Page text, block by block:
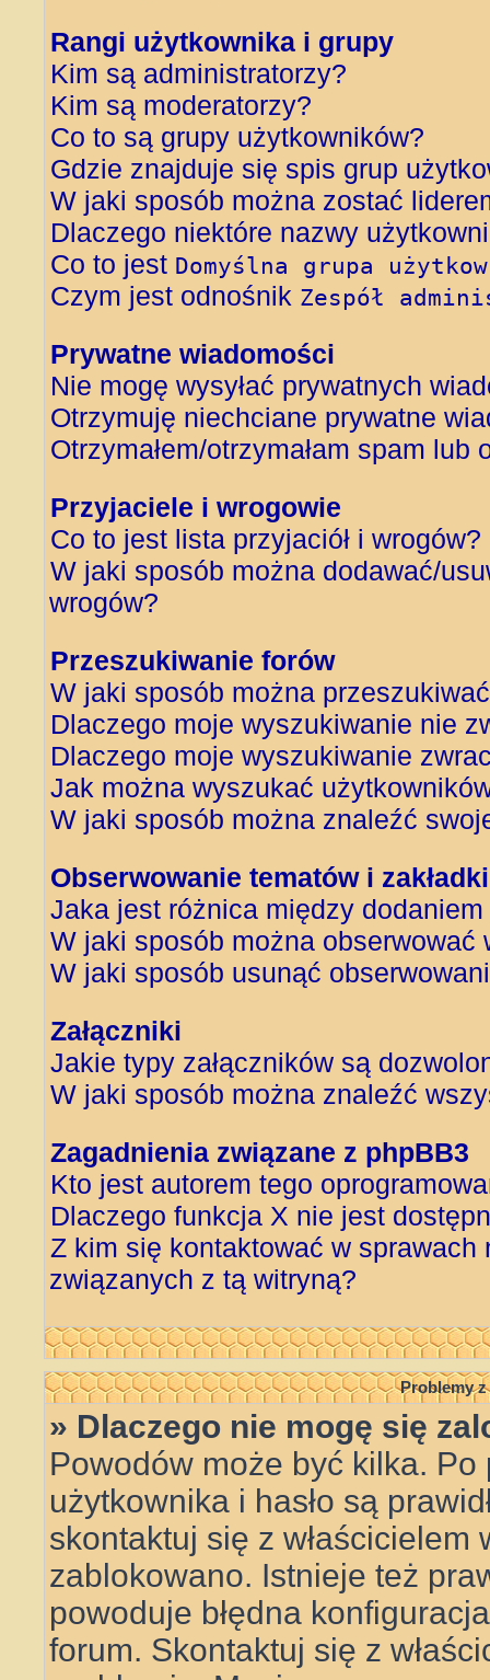
Rangi użytkownika i grupy
Kim są administratorzy?
Kim są moderatorzy?
Co to są grupy użytkowników?
Gdzie znajduje się spis grup
W jaki sposób można zostać
Dlaczego niektóre nazwy
Co to jest Domyślna grupa
Czym jest odnośnik Zespół
Prywatne wiadomości
Nie mogę wysyłać prywatnych
Otrzymuję niechciane prywatne
Otrzymałem/otrzymałam spam
Przyjaciele i wrogowie
Co to jest lista przyjaciół i wrogów?
W jaki sposób można dodawać/
wrogów?
Przeszukiwanie forów
W jaki sposób można
Dlaczego moje wyszukiwanie nie
Dlaczego moje wyszukiwanie
Jak można wyszukać
W jaki sposób można znaleźć
Obserwowanie tematów i zakładki
Jaka jest różnica między
W jaki sposób można obserwować
W jaki sposób usunąć
Załączniki
Jakie typy załączników są
W jaki sposób można znaleźć
Zagadnienia związane z phpBB3
Kto jest autorem tego
Dlaczego funkcja X nie jest
Z kim się kontaktować w
związanych z tą witryną?
Problemy
» Dlaczego nie mogę się
Powodów może być kilka.
użytkownika i hasło są
skontaktuj się z
zablokowano. Istnieje też
powoduje błędna
forum. Skontaktuj się z